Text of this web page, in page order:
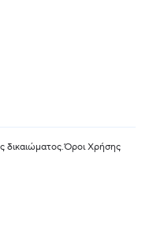
δικαιώματος.Όροι Χρήσης